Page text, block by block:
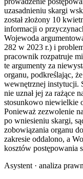
uzasadnieniu skargi
został złożony 10
informacji o
Wojewoda
282 w 2023 r.) i
pracownik rozpatruje
te argumenty za
organu, podkreślając,
wewnętrznej instytucji.
nie uznał jej za rażące
stosunkowo niewielkie
Ponieważ zezwolenie
po wniesieniu skargi,
zobowiązania organu
zakresie oddalono, a
kosztów postępowania
Asystent · analiza